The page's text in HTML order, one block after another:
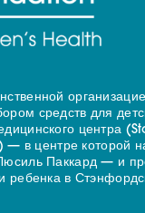
средств для
центра
в центре которой
Паккард — и
ребенка в